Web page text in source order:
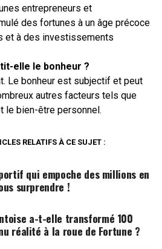
entrepreneurs et
des fortunes à un âge précoce
et à des investissements
elle le bonheur ?
Le bonheur est subjectif et peut
autres facteurs tels que
le bien-être personnel.
RELATIFS À CE SUJET :
qui empoche des millions en
surprendre !
a-t-elle transformé 100
réalité à la roue de Fortune ?